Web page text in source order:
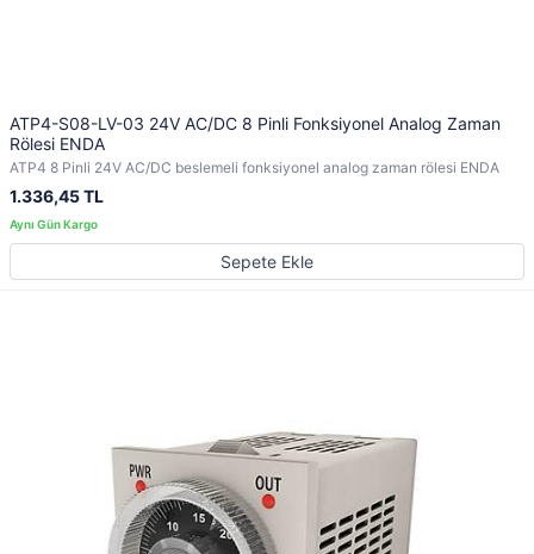
ATP4-S08-LV-03 24V AC/DC 8 Pinli Fonksiyonel Analog Zaman
Rölesi ENDA
ATP4 8 Pinli 24V AC/DC beslemeli fonksiyonel analog zaman rölesi ENDA
1.336,45 TL
Sepete Ekle